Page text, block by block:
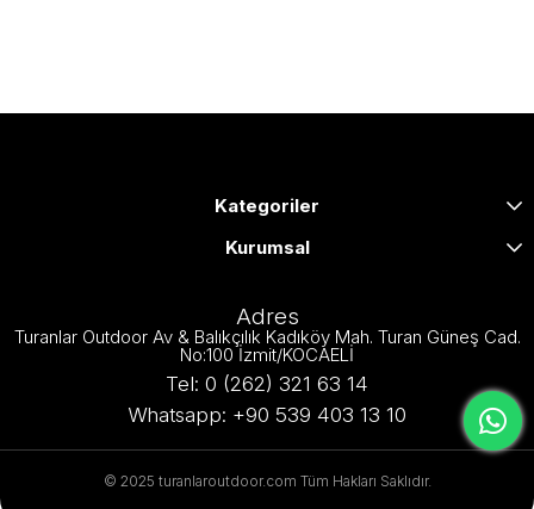
Kategoriler
Kurumsal
Adres
Turanlar Outdoor Av & Balıkçılık Kadıköy Mah. Turan Güneş Cad.
No:100 İzmit/KOCAELİ
Tel: 0 (262) 321 63 14
Whatsapp: +90 539 403 13 10
© 2025 turanlaroutdoor.com Tüm Hakları Saklıdır.